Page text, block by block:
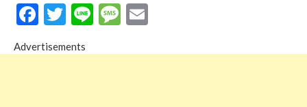
Facebook
Twitter
LineMessage
Advertisements